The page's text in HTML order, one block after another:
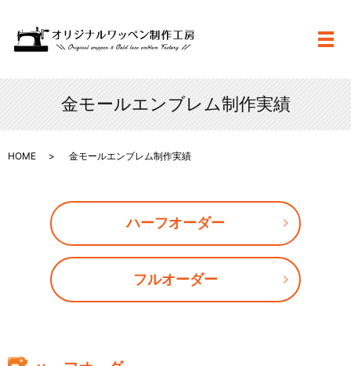
メ
金モールエンブレム制作実績
HOME 金モールエンブレム制作実績
ハーフオーダー
フルオーダー